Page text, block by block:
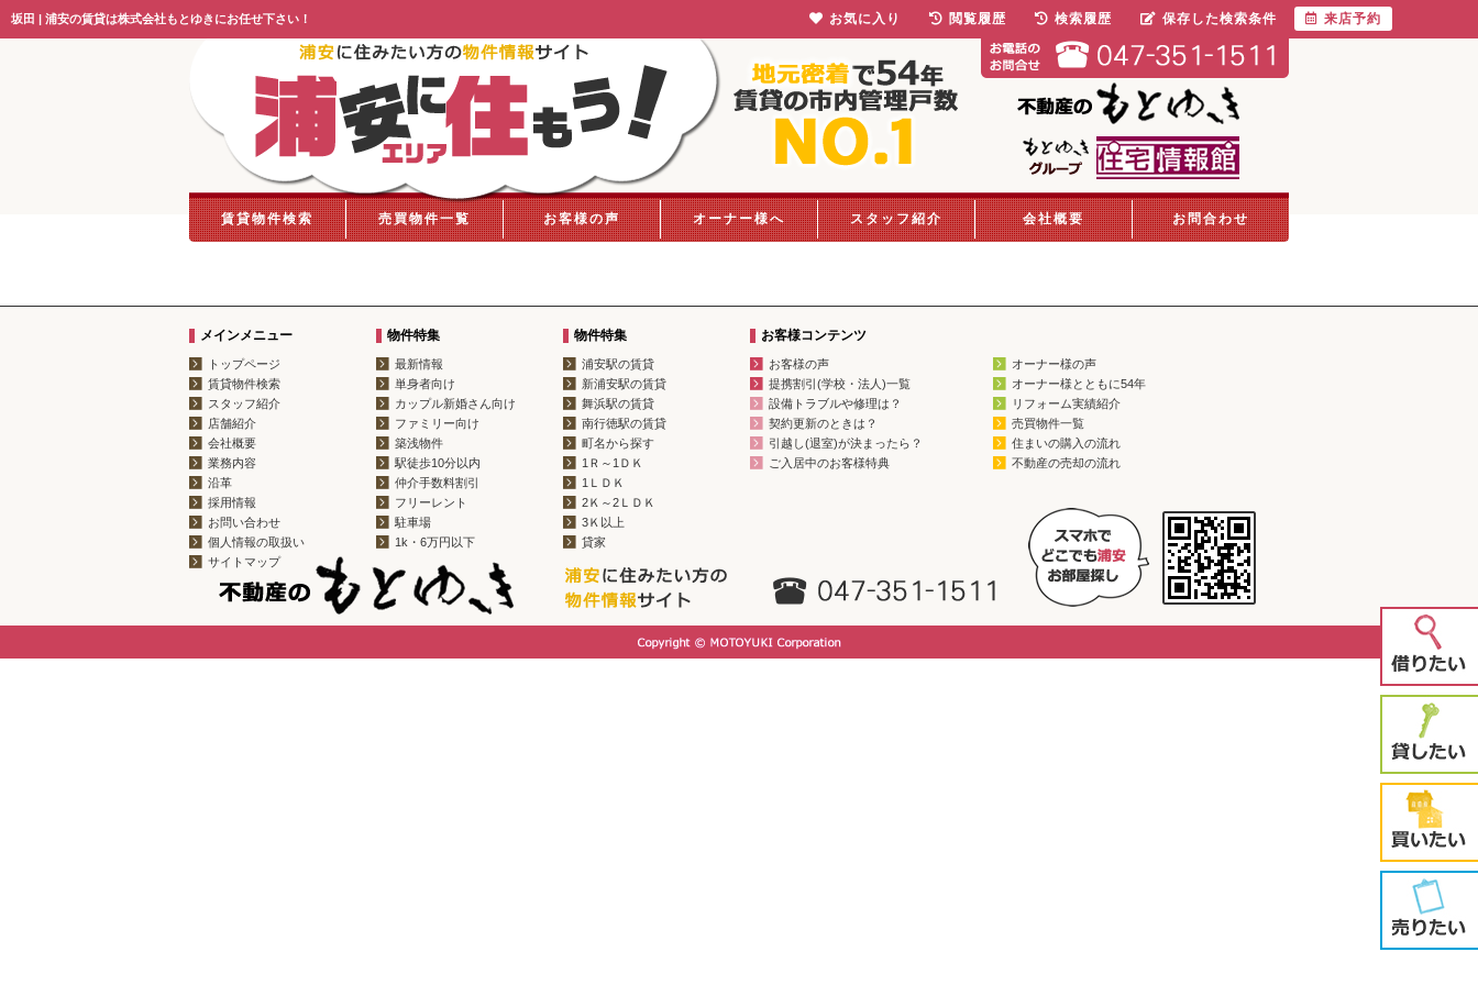
坂田 | 浦安の賃貸は株式会社もとゆきにお任せ下さい！
賃貸物件検索 売買物件一覧 お客様の声 オーナー様へ スタッフ紹介 会社概要 お問合わせ
メインメニュー
トップページ
賃貸物件検索
スタッフ紹介
店舗紹介
会社概要
業務内容
沿革
採用情報
お問い合わせ
個人情報の取扱い
サイトマップ
物件特集
最新情報
単身者向け
カップル新婚さん向け
ファミリー向け
築浅物件
駅徒歩10分以内
仲介手数料割引
フリーレント
駐車場
1k・6万円以下
物件特集
浦安駅の賃貸
新浦安駅の賃貸
舞浜駅の賃貸
南行徳駅の賃貸
町名から探す
1Ｒ～1ＤＫ
1ＬＤＫ
2Ｋ～2ＬＤＫ
3Ｋ以上
貸家
お客様コンテンツ
お客様の声
提携割引(学校・法人)一覧
設備トラブルや修理は？
契約更新のときは？
引越し(退室)が決まったら？
ご入居中のお客様特典
オーナー様の声
オーナー様とともに54年
リフォーム実績紹介
売買物件一覧
住まいの購入の流れ
不動産の売却の流れ
お気に入り 閲覧履歴 検索履歴 保存した検索条件 来店予約